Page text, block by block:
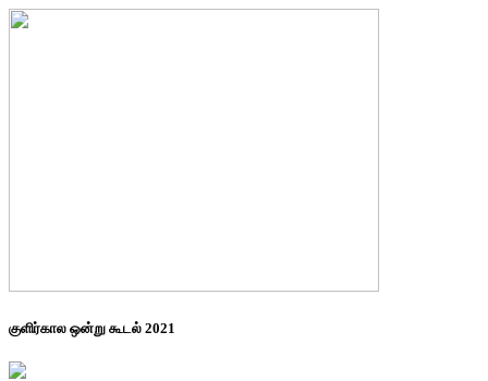
குளிர்கால ஒன்று கூடல் 2021